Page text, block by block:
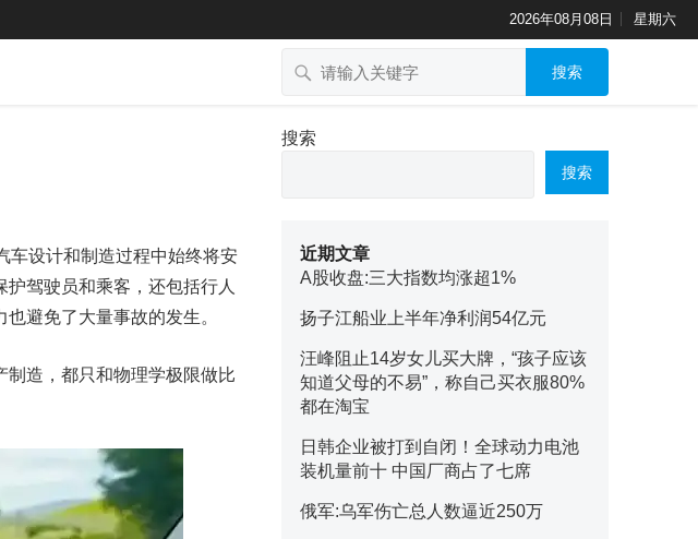
2026年08月08日 星期六
搜索
车设计和制造过程中始终将安
驾驶员和乘客，还包括行人
避免了大量事故的发生。
制造，都只和物理学极限做比
搜索
搜索
近期文章
A股收盘:三大指数均涨超1%
扬子江船业上半年净利润54亿元
汪峰阻止14岁女儿买大牌，“孩子应该
知道父母的不易”，称自己买衣服80%
都在淘宝
日韩企业被打到自闭！全球动力电池
装机量前十 中国厂商占了七席
俄军:乌军伤亡总人数逼近250万